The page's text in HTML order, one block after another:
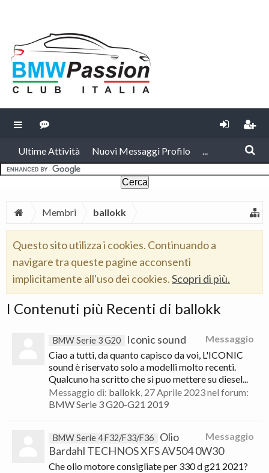
Ultime Attività Nuovi Messaggi Profilo ...
Membri ballokk
Questo sito utilizza i cookies. Continuando a
navigare tra queste pagine acconsenti
implicitamente all'uso dei cookies.Scopri di più.
I Contenuti più Recenti di ballokk
Messaggio
BMW Serie 3 G20 Iconic sound
Ciao a tutti, da quanto capisco da voi, L'ICONIC
sound è riservato solo a modelli molto recenti.
Qualcuno ha scritto che si puo mettere su diesel...
Messaggio di: ballokk, 27 Aprile 2023nel forum:
BMW Serie 3 G20-G21 2019
Messaggio
BMW Serie 4 F32/F33/F36
Olio
Bardahl TECHNOS XFS AV504 0W30
Che olio motore consigliate per 330 d g21 2021?